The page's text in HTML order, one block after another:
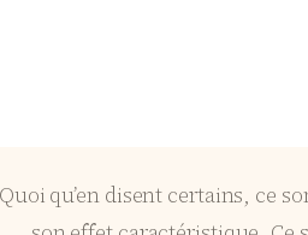
Quoi qu’en disent certains, ce